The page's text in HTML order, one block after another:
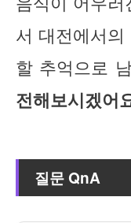
서 대전에서
할 추억으로
전해보시겠어
질문 QnA